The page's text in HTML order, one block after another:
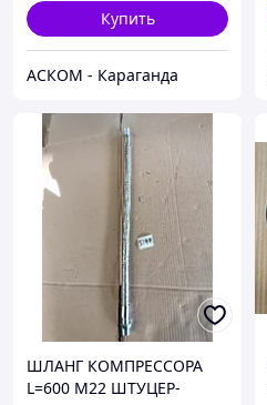
Купить
АСКОМ - Караганда
ШЛАНГ КОМПРЕССОРА
L=600 M22 ШТУЦЕР-